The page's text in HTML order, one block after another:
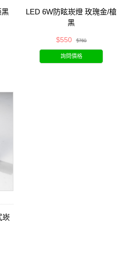
黑
LED 6W防眩崁燈 玫瑰金/槍
黑
$550 $760
詢問價格
崁